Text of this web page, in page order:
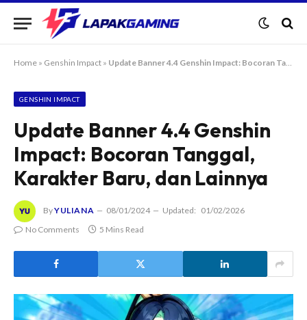
Home » Genshin Impact » Update Banner 4.4 Genshin Impact: Bocoran Tanggal, Karakter Baru, dan Lainnya
GENSHIN IMPACT
Update Banner 4.4 Genshin
Impact: Bocoran Tanggal,
Karakter Baru, dan Lainnya
ByYULIANA 08/01/2024 Updated: 01/02/2026
No Comments
5 Mins Read